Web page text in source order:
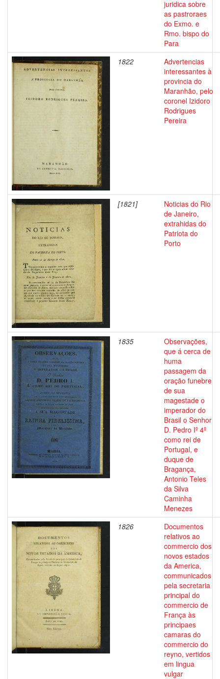
juridica sobre
as pastroraes
do Exmo. e
Rmo. bispo do
Para
1822
Advertencias
interessantes à
provincia do
Maranhão, pelo
coronel Izidoro
Rodrigues
Pereira
[1821]
Noticias do Rio
de Janeiro,
extrahidas do
Patriota do
Porto
1835
Observações,
que á cerca de
huma
passagem da
oração funebre
de sua
magestade o
imperador do
Brasil o Senhor
D. Pedro Iº 4º
como rei de
Portugal, e
duque de
Bragança,
Antonio Teles
da Silva
Caminha
Menezes
1826
Documentos
relativos ao
commercio dos
novos estados
da America,
communicados
pela secretaria
principal do
commercio de
França às
principaes
camaras do
commercio do
reyno, vertidos
em lingua
vulgar